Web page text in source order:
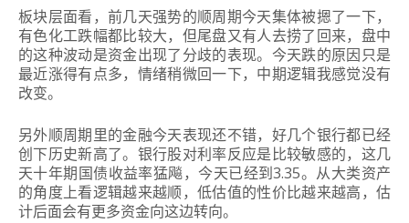
板块层面看，前几天强势的顺周期今天集体被摁了一下，
有色化工跌幅都比较大，但尾盘又有人去捞了回来，盘中
的这种波动是资金出现了分歧的表现。今天跌的原因只是
最近涨得有点多，情绪稍微回一下，中期逻辑我感觉没有
改变。
另外顺周期里的金融今天表现还不错，好几个银行都已经
创下历史新高了。银行股对利率反应是比较敏感的，这几
天十年期国债收益率猛飚，今天已经到3.35。从大类资产
的角度上看逻辑越来越顺，低估值的性价比越来越高，估
计后面会有更多资金向这边转向。